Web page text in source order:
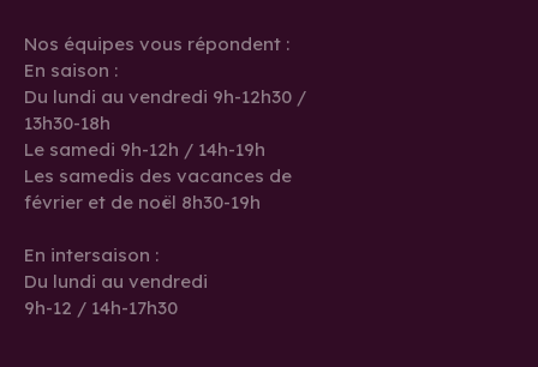
Nos équipes vous répondent :
En saison :
Du lundi au vendredi 9h-12h30 /
13h30-18h
Le samedi 9h-12h / 14h-19h
Les samedis des vacances de
février et de noël 8h30-19h
En intersaison :
Du lundi au vendredi
9h-12 / 14h-17h30